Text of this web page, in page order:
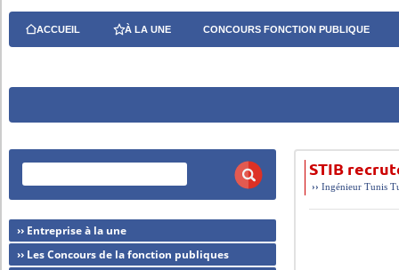
ACCUEIL À LA UNE CONCOURS FONCTION PUBLIQUE
STIB
››Ingénieur Tunis
›› Entreprise à la une
›› Les Concours de la fonction publiques